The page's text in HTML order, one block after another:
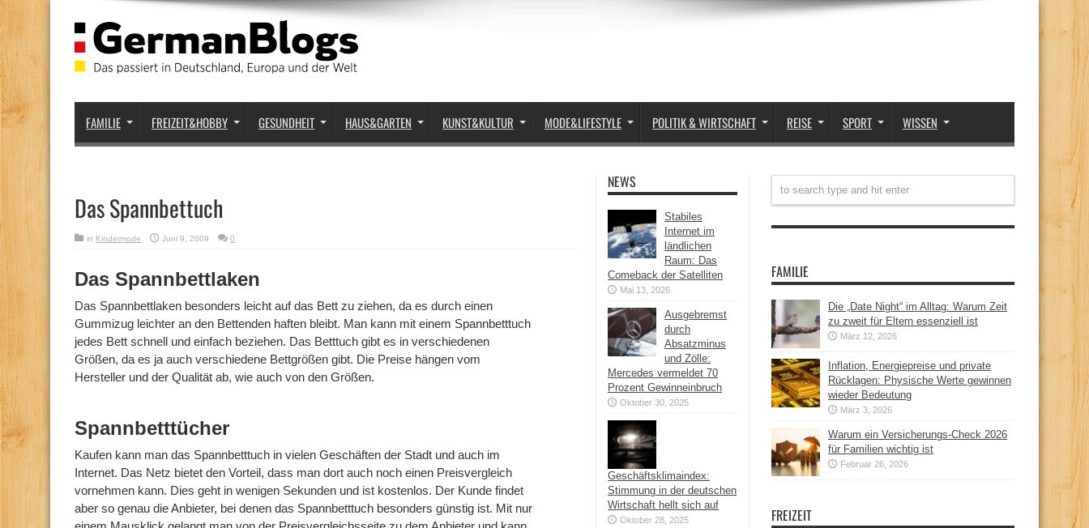
FAMILIE FREIZEIT&HOBBY GESUNDHEIT HAUS&GARTEN KUNST&KULTUR MODE&LIFESTYLE POLITIK & WIRTSCHAFT REISE SPORT WISSEN
Das Spannbettuch
in Kindermode Juni 9, 2009 0
Das Spannbettlaken
Das Spannbettlaken besonders leicht auf das Bett zu ziehen, da es durch einen
Gummizug leichter an den Bettenden haften bleibt. Man kann mit einem Spannbetttuch
jedes Bett schnell und einfach beziehen. Das Betttuch gibt es in verschiedenen
Größen, da es ja auch verschiedene Bettgrößen gibt. Die Preise hängen vom
Hersteller und der Qualität ab, wie auch von den Größen.
Spannbetttücher
Kaufen kann man das Spannbetttuch in vielen Geschäften der Stadt und auch im
Internet. Das Netz bietet den Vorteil, dass man dort auch noch einen Preisvergleich
vornehmen kann. Dies geht in wenigen Sekunden und ist kostenlos. Der Kunde findet
aber so genau die Anbieter, bei denen das Spannbetttuch besonders günstig ist. Mit nur
NEWS
Stabiles
Internet im
ländlichen
Raum: Das
Comeback der Satelliten
Mai 13, 2026
Ausgebremst
durch
Absatzminus
und Zölle:
Mercedes vermeldet 70
Prozent Gewinneinbruch
Oktober 30, 2025
Geschäftsklimaindex:
Stimmung in der deutschen
Wirtschaft hellt sich auf
Oktober 28, 2025
FAMILIE
Die „Date Night“ im Alltag: Warum Zeit
zu zweit für Eltern essenziell ist
März 12, 2026
Inflation, Energiepreise und private
Rücklagen: Physische Werte gewinnen
wieder Bedeutung
März 3, 2026
Warum ein Versicherungs-Check 2026
für Familien wichtig ist
Februar 26, 2026
FREIZEIT